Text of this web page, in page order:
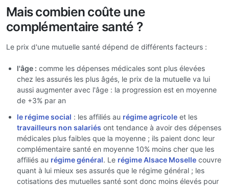
Mais combien coûte une
complémentaire santé ?
Le prix d'une mutuelle santé dépend de différents facteurs :
l'âge : comme les dépenses médicales sont plus élevées
chez les assurés les plus âgés, le prix de la mutuelle va lui
aussi augmenter avec l'âge : la progression est en moyenne
de +3% par an
le régime social : les affiliés au régime agricole et les
travailleurs non salariés ont tendance à avoir des dépenses
médicales plus faibles que la moyenne ; ils paient donc leur
complémentaire santé en moyenne 10% moins cher que les
affiliés au régime général. Le régime Alsace Moselle couvre
quant à lui mieux ses assurés que le régime général ; les
cotisations des mutuelles santé sont donc moins élevés pour